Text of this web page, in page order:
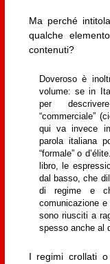
Ma perché
qualche
contenuti?
Doveroso è
volume: se in
per
“commerciale”
qui va invece
parola italiana
“formale” o
libro, le
dal basso, che
di regime e
comunicazione e
sono riusciti a
spesso anche al
I regimi crollati